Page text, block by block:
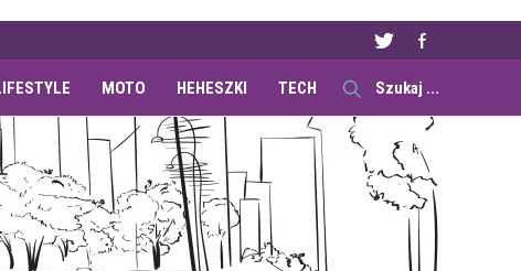
MOTO HEHESZKI TECH